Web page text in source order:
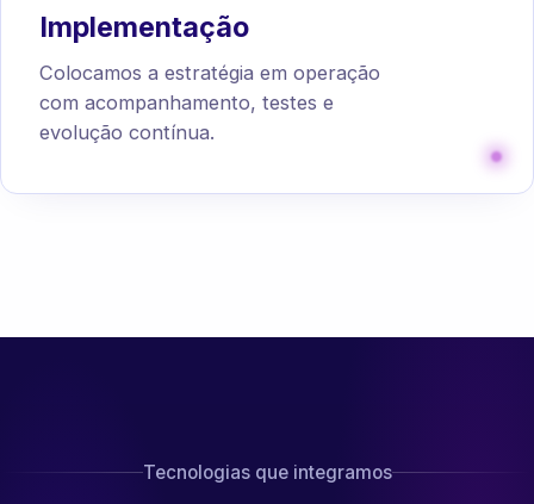
Implementação
Colocamos a estratégia em operação
com acompanhamento, testes e
evolução contínua.
Tecnologias que integramos